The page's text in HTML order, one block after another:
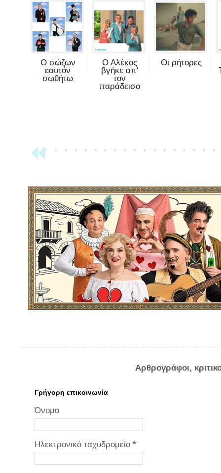
Ο σώζων
εαυτόν
σωθήτω
Ο Αλέκος
βγήκε απ'
τον
παράδεισο
Οι ρήτορες
Αρθρογράφοι,
Γρήγορη επικοινωνία
Όνομα
Ηλεκτρονικό ταχυδρομείο *